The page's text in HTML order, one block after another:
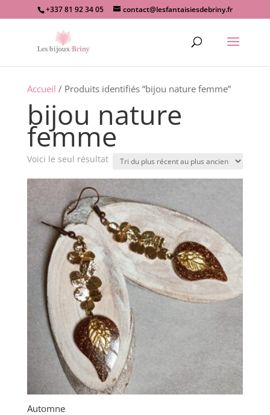
+337 81 92 34 05 contact@lesfantaisiesdebriny.fr
Accueil / Produits identifiés “bijou nature femme”
bijou nature
femme
Voici le seul résultat
Automne